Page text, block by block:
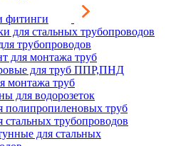
фитинги
для стальных трубопроводов
трубопроводов
для монтажа труб
для труб ППР,ПНД
монтажа труб
для водорозеток
труб
трубопроводов
для стальных